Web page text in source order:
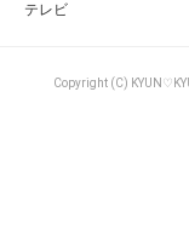
テレビ
Copyright (C)